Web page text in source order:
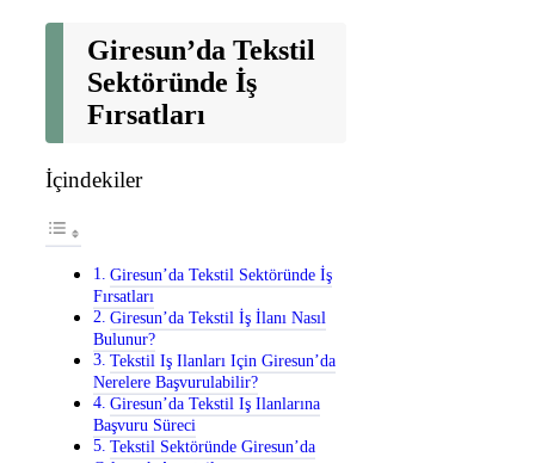
Giresun’da Tekstil
Sektöründe İş
Fırsatları
İçindekiler
Giresun’da Tekstil Sektöründe İş
Fırsatları
Giresun’da Tekstil İş İlanı Nasıl
Bulunur?
Tekstil Iş Ilanları Için Giresun’da
Nerelere Başvurulabilir?
Giresun’da Tekstil Iş Ilanlarına
Başvuru Süreci
Tekstil Sektöründe Giresun’da